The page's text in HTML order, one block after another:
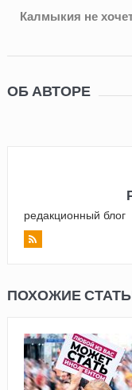
Калмыкия не
ОБ АВТОРЕ
редакционный блог
ПОХОЖИЕ